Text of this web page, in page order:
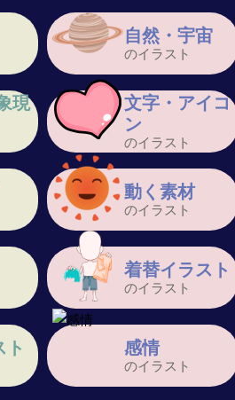
自然・宇宙
のイラスト
現
文字・アイコ
ン
のイラスト
動く素材
のイラスト
着替イラスト
のイラスト
ト 感情
のイラスト